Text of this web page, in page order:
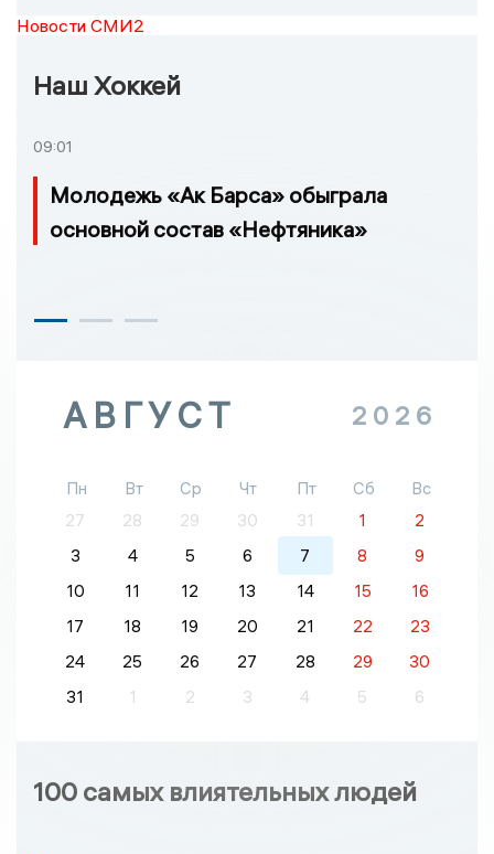
Новости СМИ2
Наш Хоккей
09:01
Молодежь «Ак Барса» обыграла
основной состав «Нефтяника»
АВГУСТ 2026
Пн Вт Ср Чт Пт Сб
Вс
27
28 29 30 31 1
2
3
4 5 6 7 8
9
10
11 12 13 14 15
16
17
18 19 20 21 22
23
24
25 26 27 28 29
30
31
1 2 3 4 5 6
100 самых влиятельных людей